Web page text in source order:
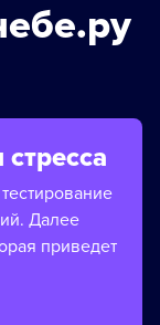
Далее
приведет